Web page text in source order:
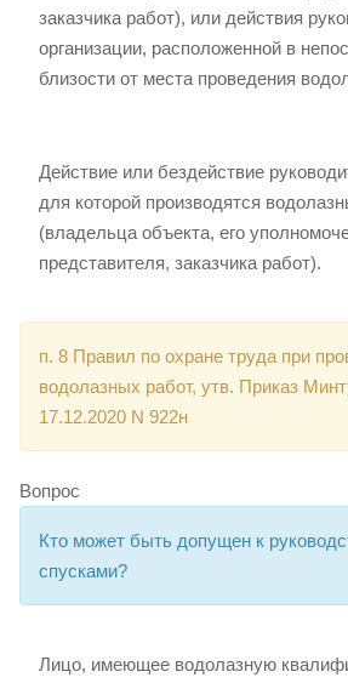
заказчика работ), или действия
организации, расположенной в
близости от места проведения
Действие или бездействие
для которой производятся
(владельца объекта, его
представителя, заказчика работ).
п. 8 Правил по охране труда при
водолазных работ, утв. Приказ
17.12.2020 N 922н
Вопрос
Кто может быть допущен к
спусками?
Лицо, имеющее водолазную